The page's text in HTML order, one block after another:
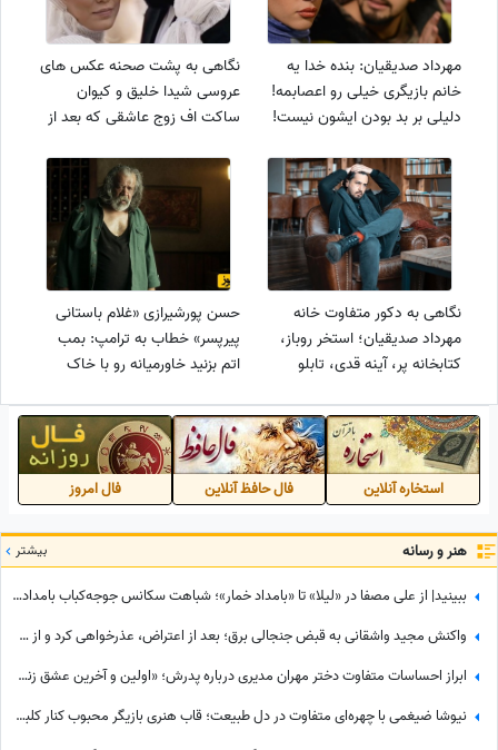
مهرداد صدیقیان: بنده خدا یه
خانم بازیگری خیلی رو اعصابمه!
دلیلی بر بد بودن ایشون نیست!
نگاهی به پشت صحنه عکس های
عروسی شیدا خلیق و کیوان
ساکت اف زوج عاشقی که بعد از
نگاهی به دکور متفاوت خانه
مهرداد صدیقیان؛ استخر روباز،
کتابخانه پر، آینه قدی، تابلو
حسن پورشیرازی «غلام باستانی
پیرپسر» خطاب به ترامپ: بمب
اتم بزنید خاورمیانه رو با خاک
استخاره آنلاین فال حافظ آنلاین فال امروز
هنر و رسانه بیشتر
ببینید| از علی مصفا در «لیلا» تا «بامداد خمار»؛ شباهت سکانس جوجه‌کباب بامداد خمار و لیلا سوژه شد
واکنش مجید واشقانی به قبض جنجالی برق؛ بعد از اعتراض، عذرخواهی کرد و از شرکت برق تشکر کرد
ابراز احساسات متفاوت دختر مهران مدیری درباره پدرش؛ «اولین و آخرین عشق زندگی من بابامه» + ویدئو
نیوشا ضیغمی با چهره‌ای متفاوت در دل طبیعت؛ قاب هنری بازیگر محبوب کنار کلبه چوبی